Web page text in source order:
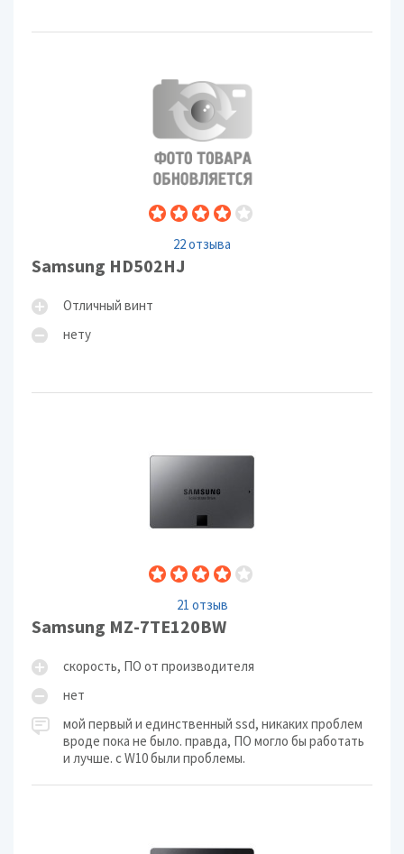
22 отзыва
Samsung HD502HJ
Отличный винт
нету
21 отзыв
Samsung MZ-7TE120BW
скорость, ПО от производителя
нет
мой первый и единственный ssd, никаких проблем
вроде пока не было. правда, ПО могло бы работать
и лучше. с W10 были проблемы.